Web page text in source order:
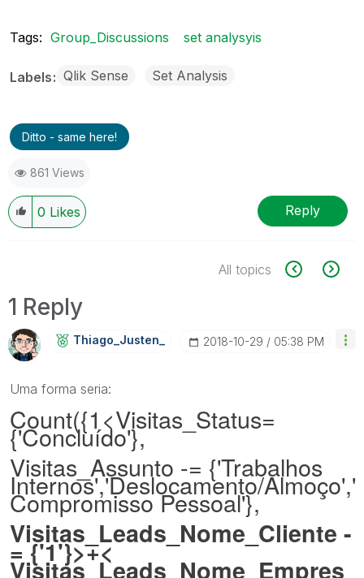
Tags: Group_Discussions set analysyis
Labels Qlik Sense Set Analysis
Ditto - same here!
861 Views
0 Likes Reply
All topics
1 Reply
Thiago_Justen_ ‎2018-10-29 05:38 PM
Uma forma seria:
Count({1<Visitas_Status=
{'Concluído'},
Visitas_Assunto -= {'Trabalhos
Internos','Deslocamento/Almoço','
Compromisso Pessoal'},
Visitas_Leads_Nome_Cliente -
= {'1'}>+<
Visitas_Leads_Nome_Empres